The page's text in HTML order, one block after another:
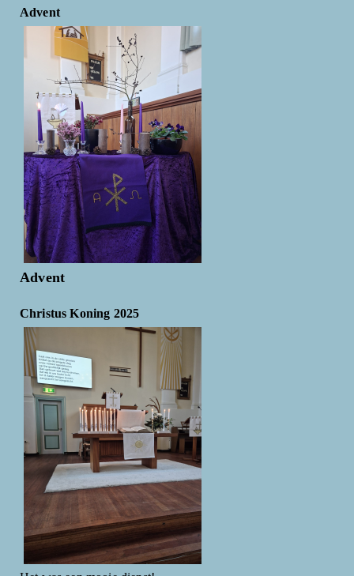
Advent
Advent
Christus Koning 2025